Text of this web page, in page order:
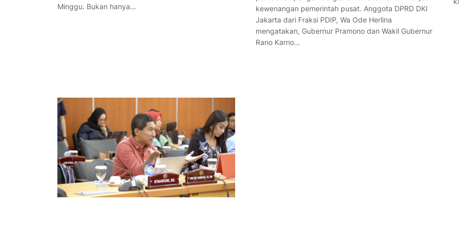
Minggu. Bukan hanya…
kewenangan pemerintah pusat. Anggota DPRD DKI
Jakarta dari Fraksi PDIP, Wa Ode Herlina
mengatakan, Gubernur Pramono dan Wakil Gubernur
Rano Karno…